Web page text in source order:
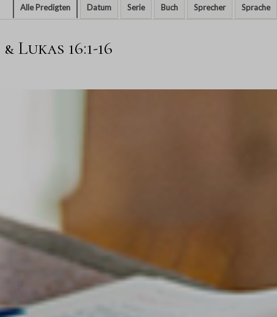
Alle Predigten Datum Serie Buch Sprecher Sprache
Lukas 16:1-16